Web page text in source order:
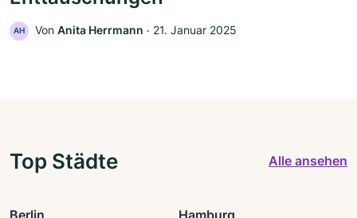
AH Von Anita Herrmann ‧ 21. Januar 2025
Top Städte Alle ansehen
Berlin Hamburg